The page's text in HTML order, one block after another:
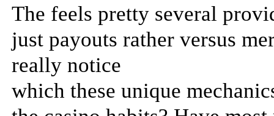
The feels pretty several
just payouts rather versus
really notice
which these unique